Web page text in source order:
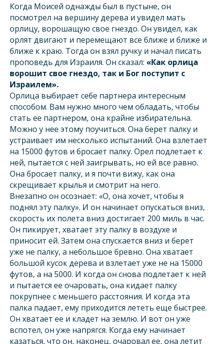
Когда Моисей однажды был в пустыне, он
посмотрел на вершину дерева и увидел мать
орлицу, ворошащую свое гнездо. Он увидел, как
орлят двигают и перемещают все ближе и ближе и
ближе к краю. Тогда он взял ручку и начал писать
проповедь для Израиля. Он сказал: «Как орлица
ворошит свое гнездо, так и Бог поступит с
Израилем».
Орлица выбирает себе партнера интересным
способом. Вам нужно много чем обладать, чтобы
стать ее партнером, она крайне избирательна.
Можно у нее этому поучиться. Она берет палку и
устраивает им несколько испытаний. Она взлетает
на 15000 футов и бросает палку. Орел подлетает к
ней, пытается с ней заигрывать, но ей все равно.
Она бросает палку, и я почти вижу, как она
скрещивает крылья и смотрит на него.
Внезапно он осознает: «О, она хочет, чтобы я
поднял эту палку». И он начинает опускаться вниз,
скорость их полета вниз достигает 200 миль в час.
Он пикирует, хватает эту палку в воздухе и
приносит ей. Затем она спускается вниз и берет
уже не палку, а небольшое бревно. Она хватает
большой кусок дерева и взлетает уже не на 15000
футов, а на 5000. И когда он снова подлетает к ней
и пытается ее очаровать, она кидает палку
покрупнее с меньшего расстояния. И когда эта
палка падает, ему приходится лететь еще быстрее.
Он хватает ее и кладет на землю. И вот он уже
вспотел, он уже напрягся. Когда ему начинает
казаться, что он, наконец, очаровал ее, она летит